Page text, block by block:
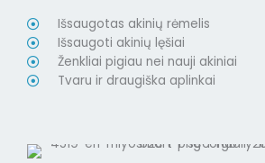
Išsaugotas akinių rėmelis
Išsaugoti akinių lęšiai
Ženkliai pigiau nei nauji akiniai
Tvaru ir draugiška aplinkai